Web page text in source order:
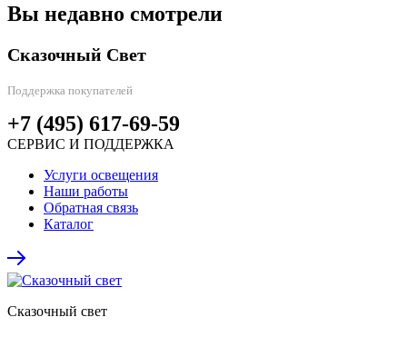
Вы недавно смотрели
Сказочный Свет
Поддержка покупателей
+7 (495) 617-69-59
СЕРВИС И ПОДДЕРЖКА
Услуги освещения
Наши работы
Обратная связь
Каталог
Сказочный свет